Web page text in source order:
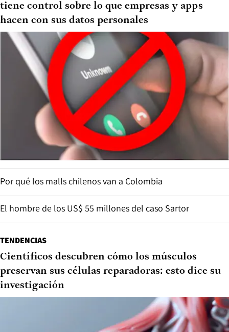
tiene control sobre lo que empresas y apps
hacen con sus datos personales
Por qué los malls chilenos van a Colombia
El hombre de los US$ 55 millones del caso Sartor
TENDENCIAS
Científicos descubren cómo los músculos
preservan sus células reparadoras: esto dice su
investigación